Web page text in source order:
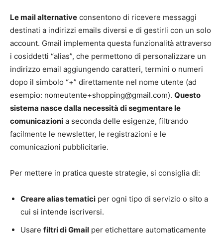
Le mail alternative consentono di ricevere messaggi
destinati a indirizzi emails diversi e di gestirli con un solo
account. Gmail implementa questa funzionalità attraverso
i cosiddetti “alias”, che permettono di personalizzare un
indirizzo email aggiungendo caratteri, termini o numeri
dopo il simbolo “+” direttamente nel nome utente (ad
esempio: nomeutente+shopping@gmail.com). Questo
sistema nasce dalla necessità di segmentare le
comunicazioni a seconda delle esigenze, filtrando
facilmente le newsletter, le registrazioni e le
comunicazioni pubblicitarie.
Per mettere in pratica queste strategie, si consiglia di:
Creare alias tematici per ogni tipo di servizio o sito a
cui si intende iscriversi.
Usare filtri di Gmail per etichettare automaticamente